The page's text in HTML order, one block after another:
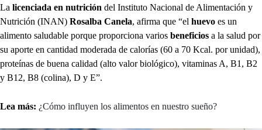
La licenciada en nutrición del Instituto Nacional de Alimentación y
Nutrición (INAN) Rosalba Canela, afirma que “el huevo es un
alimento saludable porque proporciona varios beneficios a la salud por
su aporte en cantidad moderada de calorías (60 a 70 Kcal. por unidad),
proteínas de buena calidad (alto valor biológico), vitaminas A, B1, B2
y B12, B8 (colina), D y E”.
Lea más: ¿Cómo influyen los alimentos en nuestro sueño?